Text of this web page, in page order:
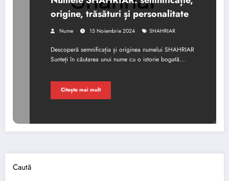
origine, trăsături și personalitate
Nume 15 Noiembrie 2024 SHAHRIAR
Descoperă semnificația și originea numelui SHAHRIAR
Sunteți în căutarea unui nume cu o istorie bogată…
Citește mai mult
Caută